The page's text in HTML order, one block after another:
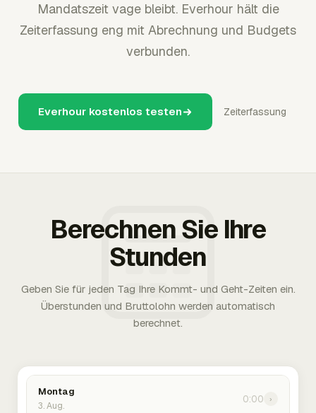
Mandatszeit vage bleibt. Everhour hält die
Zeiterfassung eng mit Abrechnung und Budgets
verbunden.
Everhour kostenlos testen Zeiterfassung
Berechnen Sie Ihre
Stunden
Geben Sie für jeden Tag Ihre Kommt- und Geht-Zeiten ein.
Überstunden und Bruttolohn werden automatisch
berechnet.
Montag
3. Aug.
0:00 ›